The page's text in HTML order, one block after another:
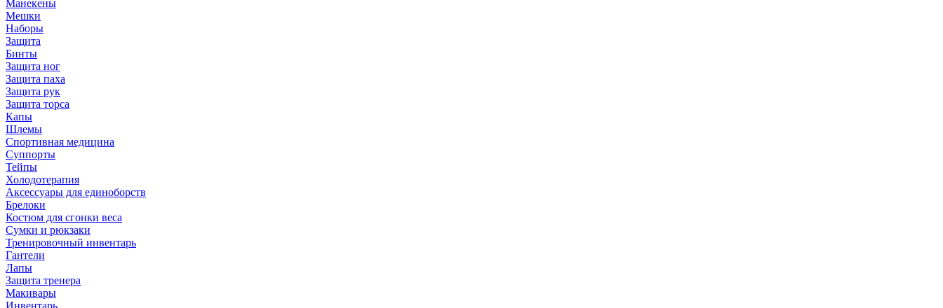
Манекены
Мешки
Наборы
Защита
Бинты
Защита ног
Защита паха
Защита рук
Защита торса
Капы
Шлемы
Спортивная медицина
Суппорты
Тейпы
Холодотерапия
Аксессуары для единоборств
Брелоки
Костюм для сгонки веса
Сумки и рюкзаки
Тренировочный инвентарь
Гантели
Лапы
Защита тренера
Макивары
Инвентарь